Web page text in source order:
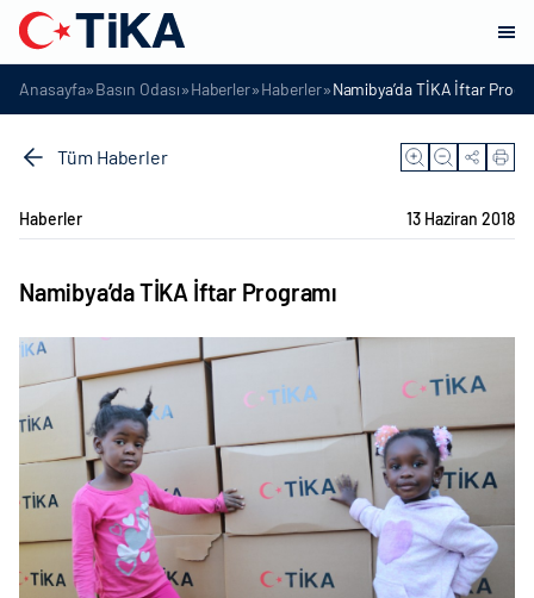
Anasayfa»Basın Odası»Haberler»Haberler»Namibya’da TİKA İftar
Tüm Haberler
Haberler 13 Haziran 2018
Namibya’da TİKA İftar Programı